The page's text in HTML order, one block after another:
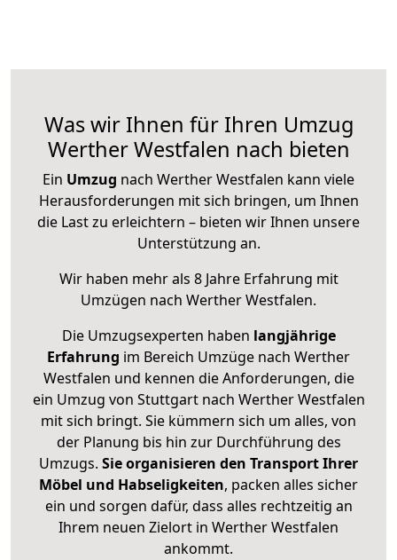
Was wir Ihnen für Ihren Umzug
Werther Westfalen nach bieten
Ein Umzug nach Werther Westfalen kann viele
Herausforderungen mit sich bringen, um Ihnen
die Last zu erleichtern – bieten wir Ihnen unsere
Unterstützung an.
Wir haben mehr als 8 Jahre Erfahrung mit
Umzügen nach Werther Westfalen.
Die Umzugsexperten haben langjährige
Erfahrung im Bereich Umzüge nach Werther
Westfalen und kennen die Anforderungen, die
ein Umzug von Stuttgart nach Werther Westfalen
mit sich bringt. Sie kümmern sich um alles, von
der Planung bis hin zur Durchführung des
Umzugs. Sie organisieren den Transport Ihrer
Möbel und Habseligkeiten, packen alles sicher
ein und sorgen dafür, dass alles rechtzeitig an
Ihrem neuen Zielort in Werther Westfalen
ankommt.